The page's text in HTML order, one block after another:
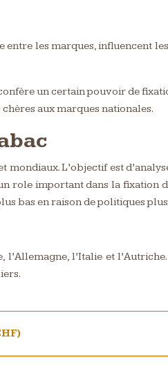
les marques, influencent
un certain pouvoir de
aux marques nationales.
L’objectif est
important dans la fixation
bas en raison de politiques
l’Italie et